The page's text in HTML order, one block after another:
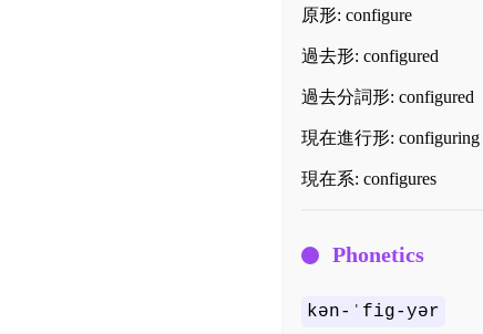
原形: configure
過去形: configured
過去分詞形: configured
現在進行形: configuring
現在系: configures
Phonetics
kən-ˈfig-yər